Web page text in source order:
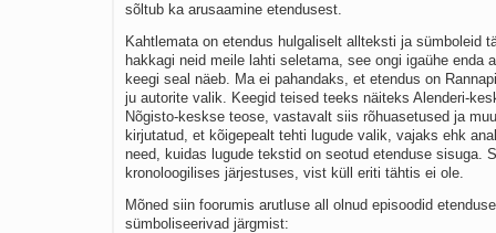
sõltub ka arusaamine etendusest.
Kahtlemata on etendus hulgaliselt allteksti ja sümboleid
hakkagi neid meile lahti seletama, see ongi igaühe enda
keegi seal näeb. Ma ei pahandaks, et etendus on
ju autorite valik. Keegid teised teeks näiteks Alenderi-
Nõgisto-keskse teose, vastavalt siis rõhuasetused ja
kirjutatud, et kõigepealt tehti lugude valik, vajaks ehk
need, kuidas lugude tekstid on seotud etenduse sisuga.
kronoloogilises järjestuses, vist küll eriti tähtis ei ole.
Mõned siin foorumis arutluse all olnud episoodid
sümboliseerivad järgmist: